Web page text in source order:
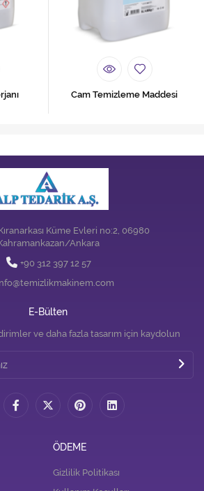
Cam Temizleme Maddesi
Küme Evleri no:2, 06980
Ankara
+90 312 397 12 57
E-Bülten
ve daha fazla tasarım için kaydolun
ÖDEME
Gizlilik Politikası